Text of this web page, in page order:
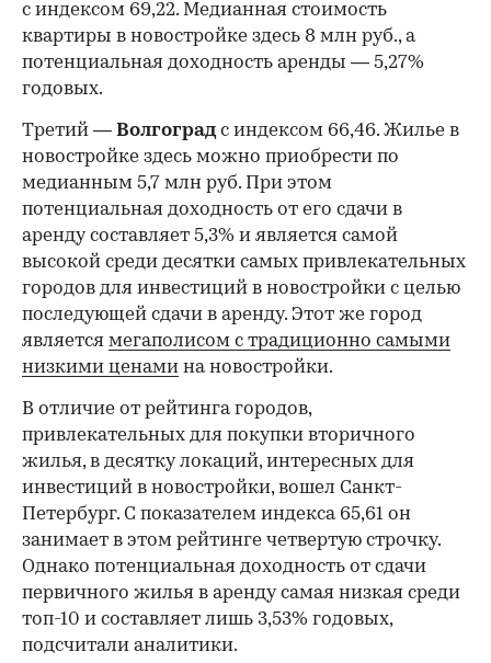
с индексом 69,22. Медианная стоимость
квартиры в новостройке здесь 8 млн руб., а
потенциальная доходность аренды — 5,27%
годовых.
Третий — Волгоград с индексом 66,46. Жилье в
новостройке здесь можно приобрести по
медианным 5,7 млн руб. При этом
потенциальная доходность от его сдачи в
аренду составляет 5,3% и является самой
высокой среди десятки самых привлекательных
городов для инвестиций в новостройки с целью
последующей сдачи в аренду. Этот же город
является мегаполисом с традиционно самыми
низкими ценами на новостройки.
В отличие от рейтинга городов,
привлекательных для покупки вторичного
жилья, в десятку локаций, интересных для
инвестиций в новостройки, вошел Санкт-
Петербург. С показателем индекса 65,61 он
занимает в этом рейтинге четвертую строчку.
Однако потенциальная доходность от сдачи
первичного жилья в аренду самая низкая среди
топ-10 и составляет лишь 3,53% годовых,
подсчитали аналитики.